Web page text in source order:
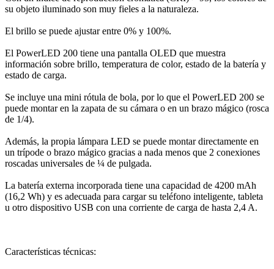
su objeto iluminado son muy fieles a la naturaleza.
El brillo se puede ajustar entre 0% y 100%.
El PowerLED 200 tiene una pantalla OLED que muestra
información sobre brillo, temperatura de color, estado de la batería y
estado de carga.
Se incluye una mini rótula de bola, por lo que el PowerLED 200 se
puede montar en la zapata de su cámara o en un brazo mágico (rosca
de 1/4).
Además, la propia lámpara LED se puede montar directamente en
un trípode o brazo mágico gracias a nada menos que 2 conexiones
roscadas universales de ¼ de pulgada.
La batería externa incorporada tiene una capacidad de 4200 mAh
(16,2 Wh) y es adecuada para cargar su teléfono inteligente, tableta
u otro dispositivo USB con una corriente de carga de hasta 2,4 A.
Características técnicas: